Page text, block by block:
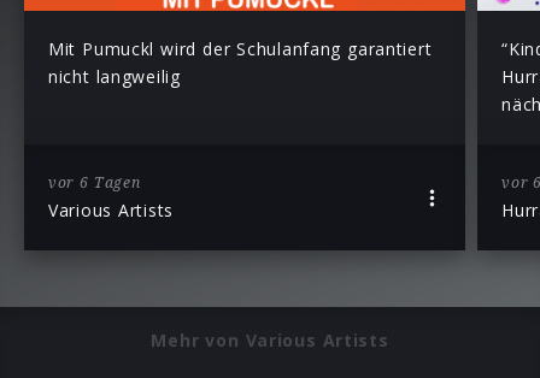
Mit Pumuckl wird der Schulanfang garantiert
nicht langweilig
vor 6 Tagen
Various Artists
vor
Mehr von Various Artists